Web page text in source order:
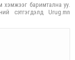
хэмжээг баримтална уу.
сэтгэгдэлд Urug.mn